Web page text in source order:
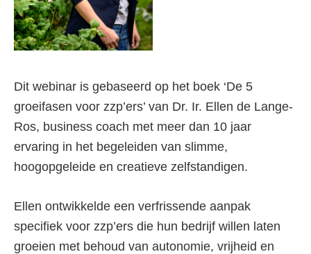
Dit webinar is gebaseerd op het boek ‘De 5
groeifasen voor zzp’ers’ van Dr. Ir. Ellen de Lange-
Ros, business coach met meer dan 10 jaar
ervaring in het begeleiden van slimme,
hoogopgeleide en creatieve zelfstandigen.
Ellen ontwikkelde een verfrissende aanpak
specifiek voor zzp’ers die hun bedrijf willen laten
groeien met behoud van autonomie, vrijheid en